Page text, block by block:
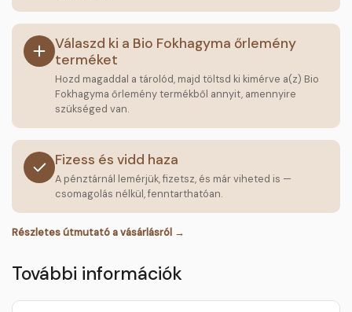
Válaszd ki a Bio Fokhagyma őrlemény
terméket
Hozd magaddal a tárolód, majd töltsd ki kimérve a(z) Bio
Fokhagyma őrlemény termékből annyit, amennyire
szükséged van.
Fizess és vidd haza
A pénztárnál lemérjük, fizetsz, és már viheted is —
csomagolás nélkül, fenntarthatóan.
Részletes útmutató a vásárlásról →
További információk